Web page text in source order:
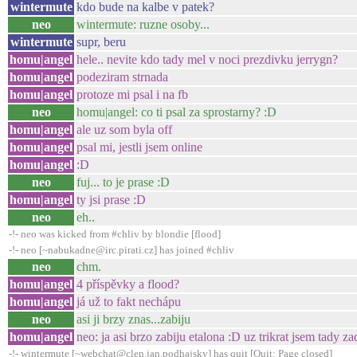
wintermute kdo bude na kalbe v patek?
neo
wintermute: ruzne osoby...
wintermute supr, beru
homu|angel hele.. nevite kdo tady mel v noci prezdivku jerrygn?
homu|angel podeziram strnada
homu|angel protoze mi psal i na fb
neo
homu|angel: co ti psal za sprostarny? :D
homu|angel ale uz som byla off
homu|angel psal mi, jestli jsem online
homu|angel :D
neo
fuj... to je prase :D
homu|angel ty jsi prase :D
neo
eh..
-!- neo was kicked from #chliv by blondie [flood]
-!- neo [~nabukadne@irc.pirati.cz] has joined #chliv
neo chm.
homu|angel 4 příspěvky a flood?
homu|angel já už to fakt nechápu
neo
asi ji brzy znas...zabiju
homu|angel neo: ja asi brzo zabiju etalona :D uz trikrat jsem tady
-!- wintermute [~webchat@clen.jan.podhajsky] has quit [Quit: Page closed]